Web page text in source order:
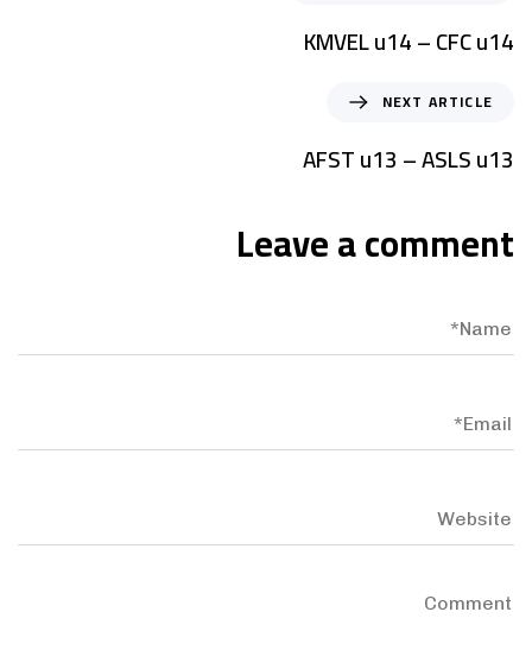
KMVEL u14 – CFC u14
NEXT ARTICLE
AFST u13 – ASLS u13
Leave a comment